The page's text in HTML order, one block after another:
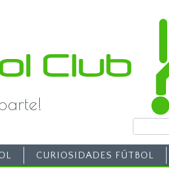
CURIOSIDADES FÚTBOL